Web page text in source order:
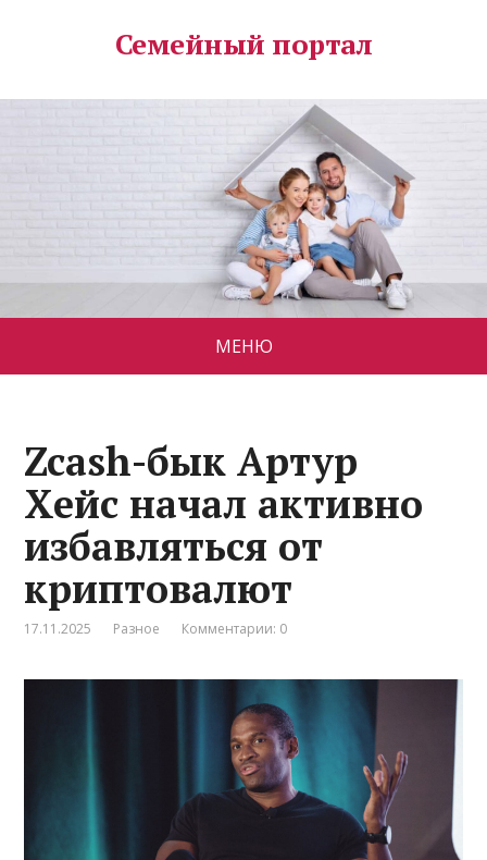
Семейный портал
МЕНЮ
Zcash-бык Артур
Хейс начал активно
избавляться от
криптовалют
17.11.2025 Разное Комментарии: 0